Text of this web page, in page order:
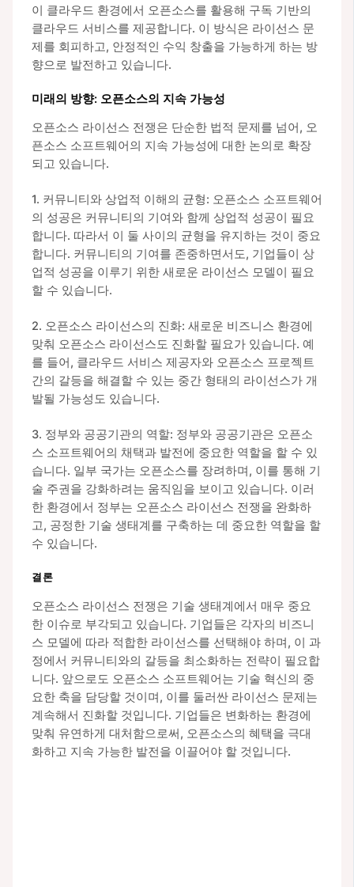
이 클라우드 환경에서 오픈소스를 활용해 구독 기반의
클라우드 서비스를 제공합니다. 이 방식은 라이선스 문
제를 회피하고, 안정적인 수익 창출을 가능하게 하는 방
향으로 발전하고 있습니다.
미래의 방향: 오픈소스의 지속 가능성
오픈소스 라이선스 전쟁은 단순한 법적 문제를 넘어, 오
픈소스 소프트웨어의 지속 가능성에 대한 논의로 확장
되고 있습니다.
1. 커뮤니티와 상업적 이해의 균형: 오픈소스 소프트웨어
의 성공은 커뮤니티의 기여와 함께 상업적 성공이 필요
합니다. 따라서 이 둘 사이의 균형을 유지하는 것이 중요
합니다. 커뮤니티의 기여를 존중하면서도, 기업들이 상
업적 성공을 이루기 위한 새로운 라이선스 모델이 필요
할 수 있습니다.
2. 오픈소스 라이선스의 진화: 새로운 비즈니스 환경에
맞춰 오픈소스 라이선스도 진화할 필요가 있습니다. 예
를 들어, 클라우드 서비스 제공자와 오픈소스 프로젝트
간의 갈등을 해결할 수 있는 중간 형태의 라이선스가 개
발될 가능성도 있습니다.
3. 정부와 공공기관의 역할: 정부와 공공기관은 오픈소
스 소프트웨어의 채택과 발전에 중요한 역할을 할 수 있
습니다. 일부 국가는 오픈소스를 장려하며, 이를 통해 기
술 주권을 강화하려는 움직임을 보이고 있습니다. 이러
한 환경에서 정부는 오픈소스 라이선스 전쟁을 완화하
고, 공정한 기술 생태계를 구축하는 데 중요한 역할을 할
수 있습니다.
결론
오픈소스 라이선스 전쟁은 기술 생태계에서 매우 중요
한 이슈로 부각되고 있습니다. 기업들은 각자의 비즈니
스 모델에 따라 적합한 라이선스를 선택해야 하며, 이 과
정에서 커뮤니티와의 갈등을 최소화하는 전략이 필요합
니다. 앞으로도 오픈소스 소프트웨어는 기술 혁신의 중
요한 축을 담당할 것이며, 이를 둘러싼 라이선스 문제는
계속해서 진화할 것입니다. 기업들은 변화하는 환경에
맞춰 유연하게 대처함으로써, 오픈소스의 혜택을 극대
화하고 지속 가능한 발전을 이끌어야 할 것입니다.